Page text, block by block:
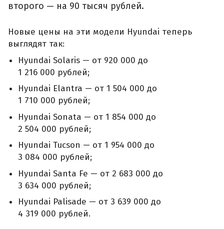
второго — на 90 тысяч рублей.
Новые цены на эти модели Hyundai теперь
выглядят так:
Hyundai Solaris — от 920 000 до
1 216 000 рублей;
Hyundai Elantra — от 1 504 000 до
1 710 000 рублей;
Hyundai Sonata — от 1 854 000 до
2 504 000 рублей;
Hyundai Tucson — от 1 954 000 до
3 084 000 рублей;
Hyundai Santa Fe — от 2 683 000 до
3 634 000 рублей;
Hyundai Palisade — от 3 639 000 до
4 319 000 рублей.